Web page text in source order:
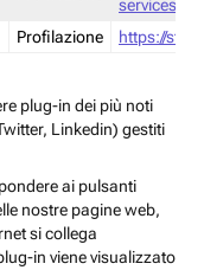
services-
Profilazione https://
plug-in dei più noti
Linkedin) gestiti
ai pulsanti
nostre pagine web,
si collega
in viene visualizzato